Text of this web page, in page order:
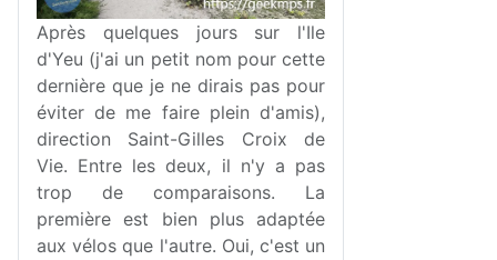
Après quelques jours sur l'Ile
d'Yeu (j'ai un petit nom pour cette
dernière que je ne dirais pas pour
éviter de me faire plein d'amis),
direction Saint-Gilles Croix de
Vie. Entre les deux, il n'y a pas
trop de comparaisons. La
première est bien plus adaptée
aux vélos que l'autre. Oui, c'est un